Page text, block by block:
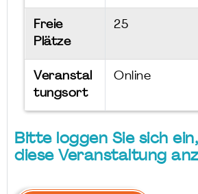
Freie
Plätze
25
Veranstal
tungsort
Online
Bitte loggen Sie sich
diese Veranstaltung